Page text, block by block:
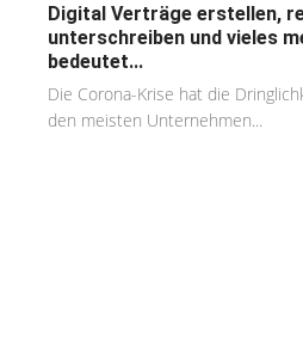
Digital Verträge erstellen,
unterschreiben und vieles
bedeutet...
Die Corona-Krise hat die
den meisten Unternehmen...